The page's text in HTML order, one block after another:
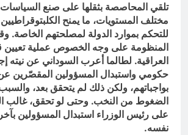
تلقي المحاصصة بثقلها على صنع
مختلف المستويات، ما يمنح الكلبتوقراطيين
للتحكم بموارد الدولة لمصلحتهم الخاصة.
المنظومة على وجه الخصوص عملية تعيين
العراقية. لطالما أعرب السوداني عن نيته
حكومي واستبدال المسؤولين المقصّرين
بواجباتهم، ولكن ذلك لم يتحقق بعد،
الضغوط من النخب. وحتى لو تحقق، غالب
على رئيس الوزراء استبدال المسؤولين
نفسه.